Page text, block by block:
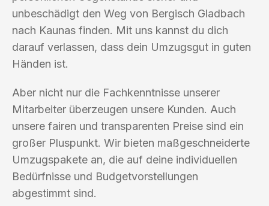
unbeschädigt den Weg von Bergisch Gladbach
nach Kaunas finden. Mit uns kannst du dich
darauf verlassen, dass dein Umzugsgut in guten
Händen ist.
Aber nicht nur die Fachkenntnisse unserer
Mitarbeiter überzeugen unsere Kunden. Auch
unsere fairen und transparenten Preise sind ein
großer Pluspunkt. Wir bieten maßgeschneiderte
Umzugspakete an, die auf deine individuellen
Bedürfnisse und Budgetvorstellungen
abgestimmt sind.